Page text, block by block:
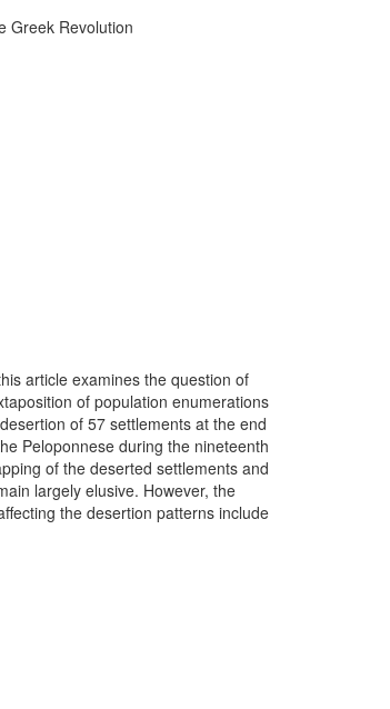
Greek Revolution
article examines the question of
of population enumerations
of 57 settlements at the end
Peloponnese during the nineteenth
of the deserted settlements and
largely elusive. However, the
the desertion patterns include